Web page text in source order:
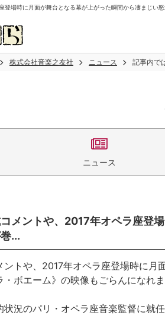
登場時に月面が舞台となる幕が上がった瞬間から凄まじい
株式会社音楽之友社 ニュース 記事内で
ニュース
メントや、2017年オペラ座登
...
トや、2017年オペラ座登場時に
ボエーム》の映像もごらんになれま
状況のパリ・オペラ座音楽監督に